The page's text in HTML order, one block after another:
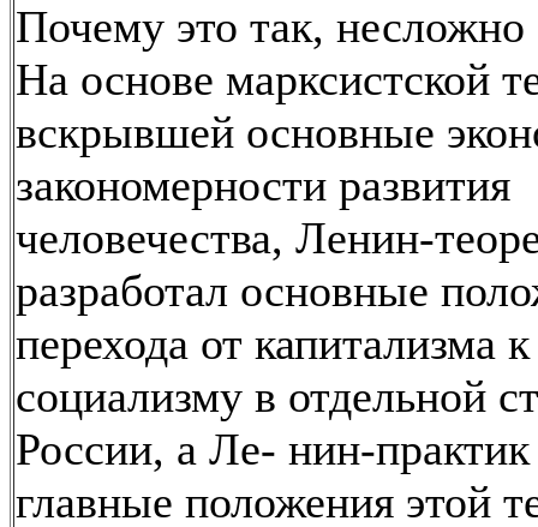
Почему это так, несложно
На основе марксистской
вскрывшей основные
закономерности развития
человечества, Ленин-
разработал основные
перехода от капитализма к
социализму в отдельной
России, а Ле- нин-
главные положения этой